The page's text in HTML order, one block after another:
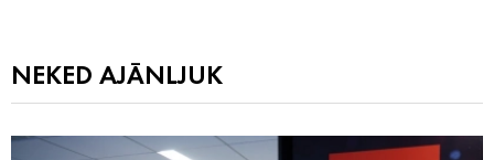
NEKED AJÁNLJUK